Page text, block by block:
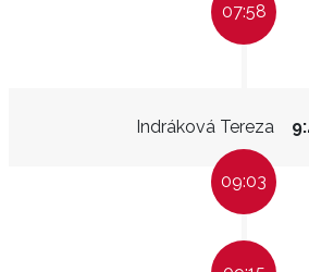
07:58
Indráková Tereza
09:03